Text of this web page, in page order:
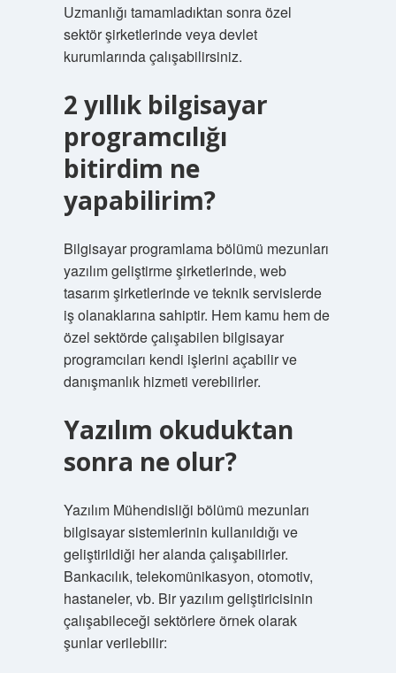
Uzmanlığı tamamladıktan sonra özel
sektör şirketlerinde veya devlet
kurumlarında çalışabilirsiniz.
2 yıllık bilgisayar
programcılığı
bitirdim ne
yapabilirim?
Bilgisayar programlama bölümü mezunları
yazılım geliştirme şirketlerinde, web
tasarım şirketlerinde ve teknik servislerde
iş olanaklarına sahiptir. Hem kamu hem de
özel sektörde çalışabilen bilgisayar
programcıları kendi işlerini açabilir ve
danışmanlık hizmeti verebilirler.
Yazılım okuduktan
sonra ne olur?
Yazılım Mühendisliği bölümü mezunları
bilgisayar sistemlerinin kullanıldığı ve
geliştirildiği her alanda çalışabilirler.
Bankacılık, telekomünikasyon, otomotiv,
hastaneler, vb. Bir yazılım geliştiricisinin
çalışabileceği sektörlere örnek olarak
şunlar verilebilir: